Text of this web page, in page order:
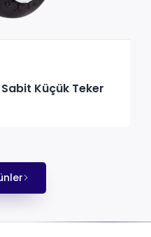
Küçük Teker